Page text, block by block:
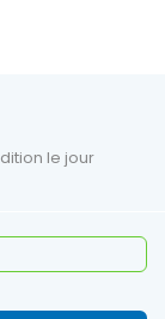
le jour